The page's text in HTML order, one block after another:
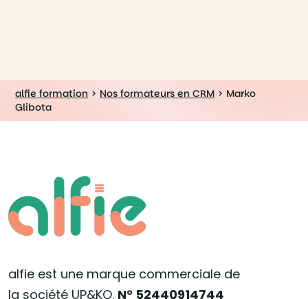
alfie formation > Nos formateurs en CRM > Marko
Glibota
alfie est une marque commerciale de
la société UP&KO. N° 52440914744